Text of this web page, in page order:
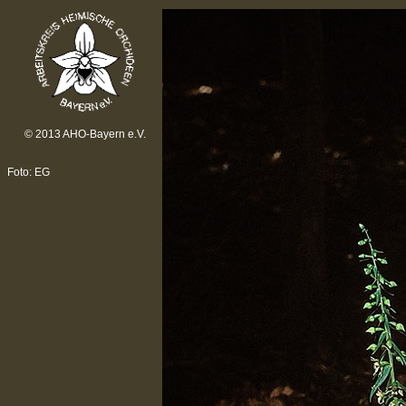
© 2013 AHO-Bayern e.V.
Foto: EG